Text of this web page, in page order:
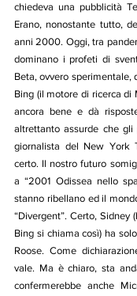
chiedeva una pubblicità
Erano, nonostante tutto,
anni 2000. Oggi, tra
dominano i profeti di
Beta, ovvero sperimentale,
Bing (il motore di ricerca di
ancora bene e dà
altrettanto assurde che
giornalista del New York
certo. Il nostro futuro
a “2001 Odissea nello
stanno ribellano ed il
“Divergent”. Certo, Sidney
Bing si chiama così) ha
Roose. Come
vale. Ma è chiaro, sta
confermerebbe anche